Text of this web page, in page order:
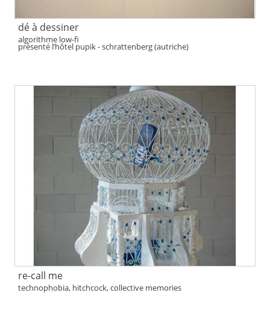
dé à dessiner
algorithme low-fi
présenté l’hôtel pupik - schrattenberg (autriche)
re-call me
technophobia, hitchcock, collective memories